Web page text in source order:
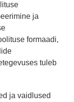
ja
formaadi,
tuleb
ja vaidlused